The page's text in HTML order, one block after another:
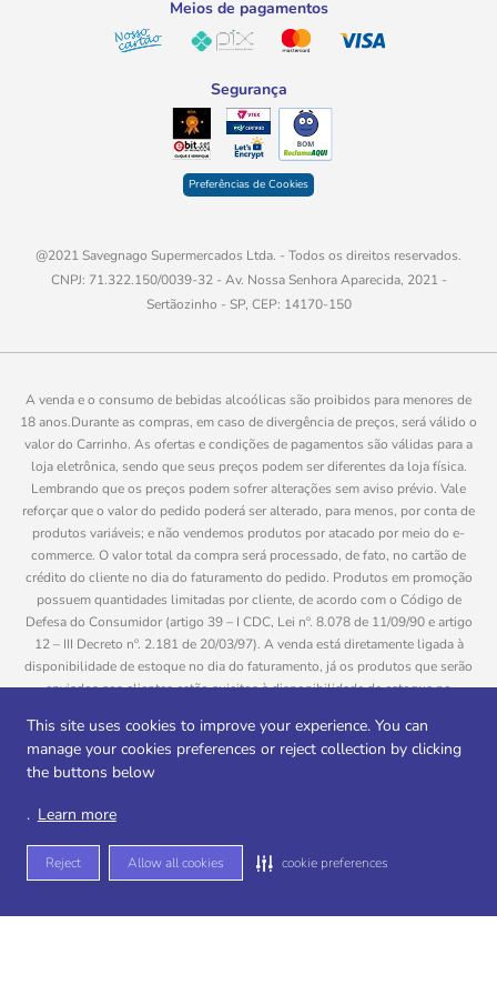
This site uses cookies to improve your experience. You can
manage your cookies preferences or reject collection by clicking
the buttons below
. Learn more
Reject Allow all cookies cookie preferences
de qualidade reflete seu compromisso com a saúde e o bem-estar
de seus clientes. Com uma equipe pronta para auxiliar na escolha
por uma ótima alimentação.
Ao escolher o Savegnago Supermercados, você encontra uma
gama completa de opções para suas necessidades, desde o
até alternativas práticas, como integrais e doces zero
açúcar. Descubra o prazer daalimentação saudavel
acessível o consumo de produtos de alta qualidade. Isso inclui
opções que ajudam a economizar tempo e dinheiro, como comprar
kits de alimentos frescos ou aproveitar descontos em itens
Meios de pagamentos
Segurança
Preferências de Cookies
@2021 Savegnago Supermercados Ltda. - Todos os direitos reservados.
CNPJ: 71.322.150/0039-32 - Av. Nossa Senhora Aparecida, 2021 -
Sertãozinho - SP, CEP: 14170-150
A venda e o consumo de bebidas alcoólicas são proibidos para menores de
18 anos.Durante as compras, em caso de divergência de preços, será válido o
valor do Carrinho. As ofertas e condições de pagamentos são válidas para a
loja eletrônica, sendo que seus preços podem ser diferentes da loja física.
Lembrando que os preços podem sofrer alterações sem aviso prévio. Vale
reforçar que o valor do pedido poderá ser alterado, para menos, por conta de
produtos variáveis; e não vendemos produtos por atacado por meio do e-
commerce. O valor total da compra será processado, de fato, no cartão de
crédito do cliente no dia do faturamento do pedido. Produtos em promoção
possuem quantidades limitadas por cliente, de acordo com o Código de
Defesa do Consumidor (artigo 39 – I CDC, Lei nº. 8.078 de 11/09/90 e artigo
12 – III Decreto nº. 2.181 de 20/03/97). A venda está diretamente ligada à
disponibilidade de estoque no dia do faturamento, já os produtos que serão
enviados aos clientes estão sujeitos à disponibilidade de estoque no
cliente, este não será entregue e o valor do item não será cobrado. As fotos
dos produtos no site são ilustrativas, podendo haver divergência com o
produto real e todos os pedidos estão sujeitos à confirmação de dados do
Desenvolvido por